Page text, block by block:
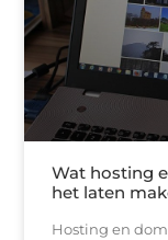
Wat hosting
het laten
Hosting en